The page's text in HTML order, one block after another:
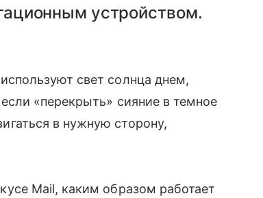
устройством.
свет солнца днем,
«перекрыть» сияние в темное
в нужную сторону,
Mail, каким образом работает